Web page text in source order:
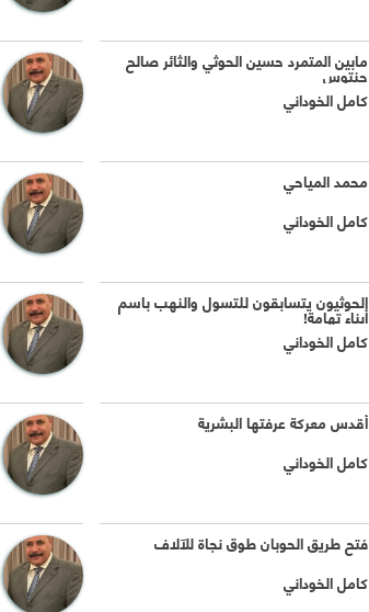
مابين المتمرد حسين الحوثي والثائر صالح
حنتوس
كامل الخوداني
محمد المياحي
كامل الخوداني
الحوثيون يتسابقون للتسول والنهب باسم
أبناء تهامة!
كامل الخوداني
أقدس معركة عرفتها البشرية
كامل الخوداني
فتح طريق الحوبان طوق نجاة للآلاف
كامل الخوداني